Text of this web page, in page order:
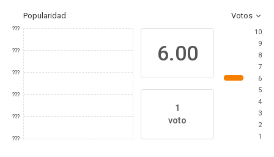
Popularidad Votos
???
???
???
???
???
???
6.00
1
voto
10
9
8
7
6
5
4
3
2
1